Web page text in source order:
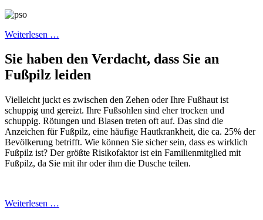
Weiterlesen …
Sie haben den Verdacht, dass Sie an
Fußpilz leiden
Vielleicht juckt es zwischen den Zehen oder Ihre Fußhaut ist
schuppig und gereizt. Ihre Fußsohlen sind eher trocken und
schuppig. Rötungen und Blasen treten oft auf. Das sind die
Anzeichen für Fußpilz, eine häufige Hautkrankheit, die ca. 25% der
Bevölkerung betrifft. Wie können Sie sicher sein, dass es wirklich
Fußpilz ist? Der größte Risikofaktor ist ein Familienmitglied mit
Fußpilz, da Sie mit ihr oder ihm die Dusche teilen.
Weiterlesen …